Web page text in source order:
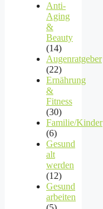
Anti-
Aging
&
Beauty
(14)
Augenratgeber
(22)
Ernährung
&
Fitness
(30)
Familie/Kinder
(6)
Gesund
alt
werden
(12)
Gesund
arbeiten